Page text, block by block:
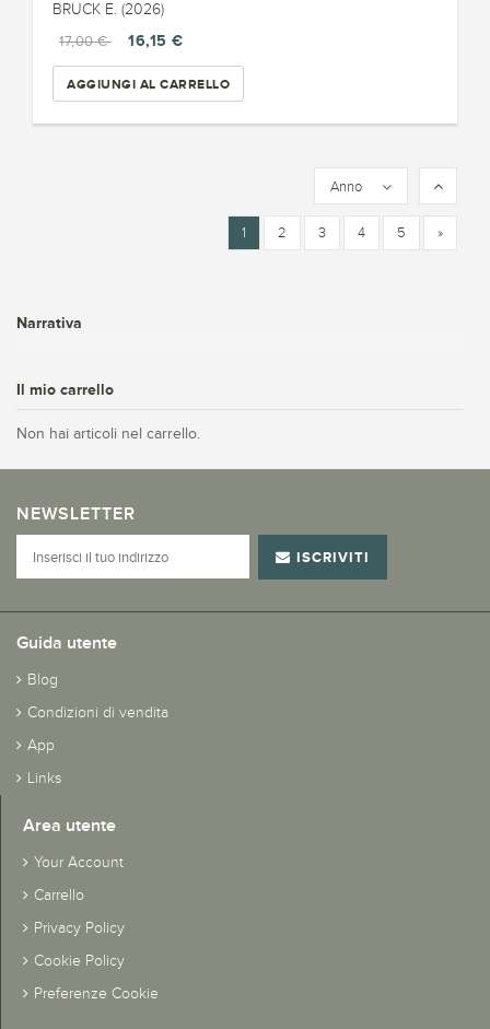
BRUCK E. (2026)
17,00 €
16,15 €
AGGIUNGI AL CARRELLO
Anno
1 2 3 4 5 »
Narrativa
Il mio carrello
Non hai articoli nel carrello.
NEWSLETTER
ISCRIVITI
Guida utente
Blog
Condizioni di vendita
App
Links
Area utente
Your Account
Carrello
Privacy Policy
Cookie Policy
Preferenze Cookie